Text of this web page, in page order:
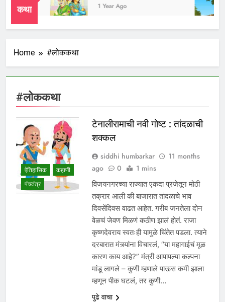
कथा
1 Year Ago 1 Year Ago
Home #लोककथा
#लोककथा
ऐतिहासिक
कहाणी
पंचतंत्र
टेनालीरामाची नवी गोष्ट : तांदळाची
शक्कल
siddhi humbarkar
11 months
ago
0 1 mins
विजयनगरच्या राज्यात एकदा प्रजेतून मोठी
तक्रार आली की बाजारात तांदळाचे भाव
दिवसेंदिवस वाढत आहेत. गरीब जनतेला दोन
वेळचं जेवण मिळणं कठीण झालं होतं. राजा
कृष्णदेवराय स्वतःही यामुळे चिंतेत पडला. त्याने
दरबारात मंत्र्यांना विचारलं, “या महागाईचं मूळ
कारण काय आहे?” मंत्री आपापल्या कल्पना
मांडू लागले – कुणी म्हणाले पाऊस कमी झाला
म्हणून पीक घटलं, तर कुणी…
पुढे वाचा